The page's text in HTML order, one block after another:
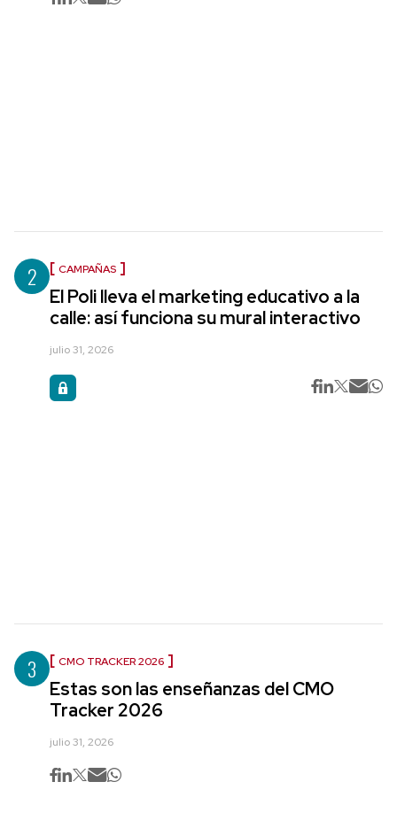
2 CAMPAÑAS
El Poli lleva el marketing educativo a la
calle: así funciona su mural interactivo
julio 31, 2026
3 CMO TRACKER 2026
Estas son las enseñanzas del CMO
Tracker 2026
julio 31, 2026